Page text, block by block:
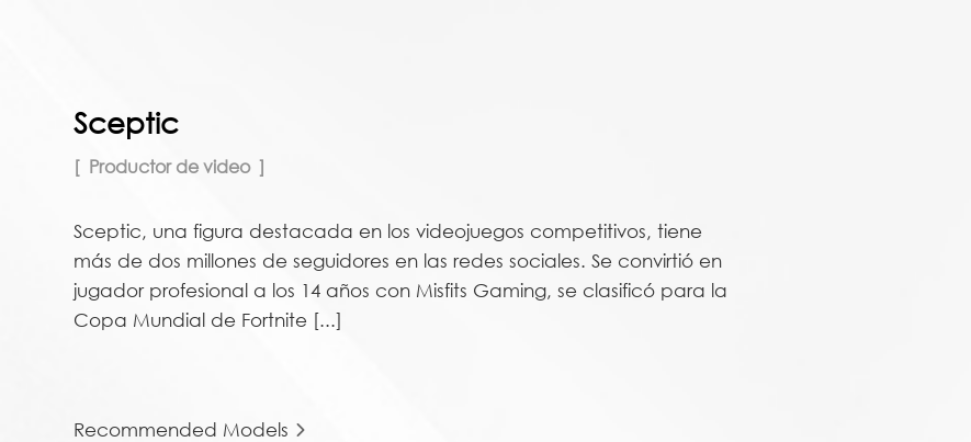
Sceptic
Productor de video
Sceptic, una figura destacada en los videojuegos competitivos, tiene
más de dos millones de seguidores en las redes sociales. Se convirtió en
jugador profesional a los 14 años con Misfits Gaming, se clasificó para la
Copa Mundial de Fortnite [...]
Recommended Models